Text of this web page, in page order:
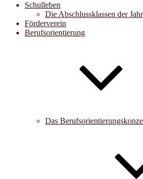
Schulleben
Die Abschlussklassen der
Förderverein
Berufsorientierung
Das